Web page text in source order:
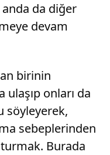
da diğer
devam
birinin
onları da
söyleyerek,
sebeplerinden
Burada